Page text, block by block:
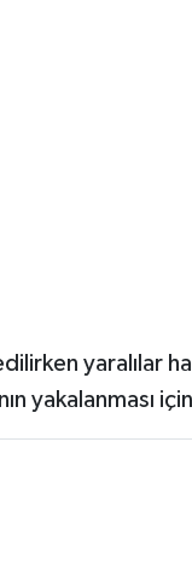
yaralılar
yakalanması